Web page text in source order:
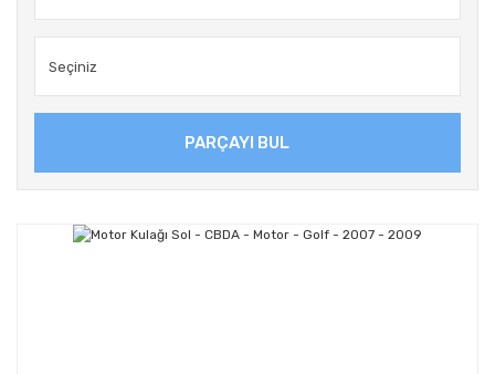
PARÇAYI BUL